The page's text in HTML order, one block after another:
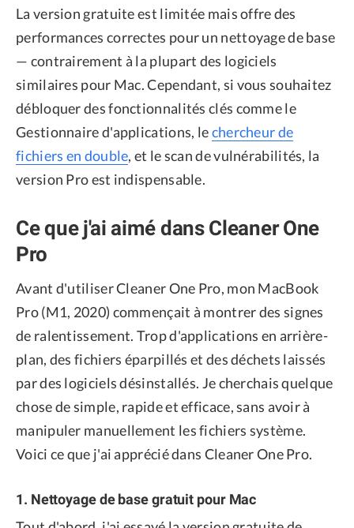
La version gratuite est limitée mais offre des
performances correctes pour un nettoyage de base
— contrairement à la plupart des logiciels
similaires pour Mac. Cependant, si vous souhaitez
débloquer des fonctionnalités clés comme le
Gestionnaire d'applications, lechercheur de
fichiers en double, et le scan de vulnérabilités, la
version Pro est indispensable.
Ce que j'ai aimé dans Cleaner One
Pro
Avant d'utiliser Cleaner One Pro, mon MacBook
Pro (M1, 2020) commençait à montrer des signes
de ralentissement. Trop d'applications en arrière-
plan, des fichiers éparpillés et des déchets laissés
par des logiciels désinstallés. Je cherchais quelque
chose de simple, rapide et efficace, sans avoir à
manipuler manuellement les fichiers système.
Voici ce que j'ai apprécié dans Cleaner One Pro.
1. Nettoyage de base gratuit pour Mac